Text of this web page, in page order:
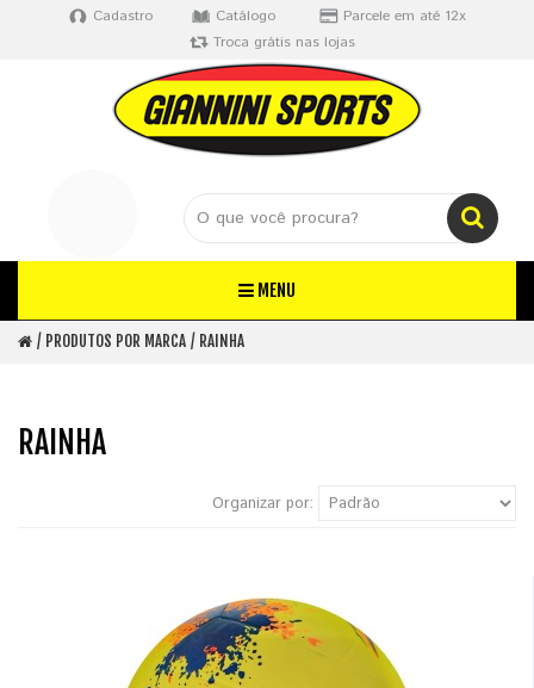
Cadastro Catálogo
Parcele em até 12x
Troca grátis nas lojas
MENU
PRODUTOS POR MARCA RAINHA
RAINHA
Organizar por: